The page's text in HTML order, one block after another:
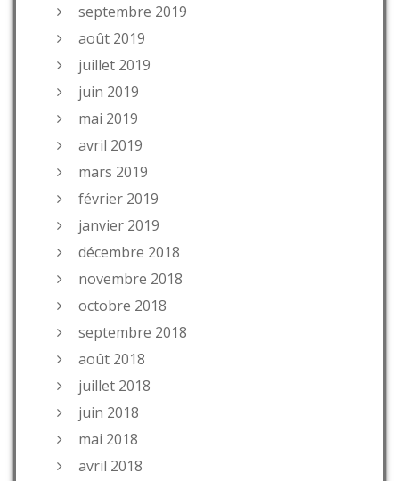
septembre 2019
août 2019
juillet 2019
juin 2019
mai 2019
avril 2019
mars 2019
février 2019
janvier 2019
décembre 2018
novembre 2018
octobre 2018
septembre 2018
août 2018
juillet 2018
juin 2018
mai 2018
avril 2018